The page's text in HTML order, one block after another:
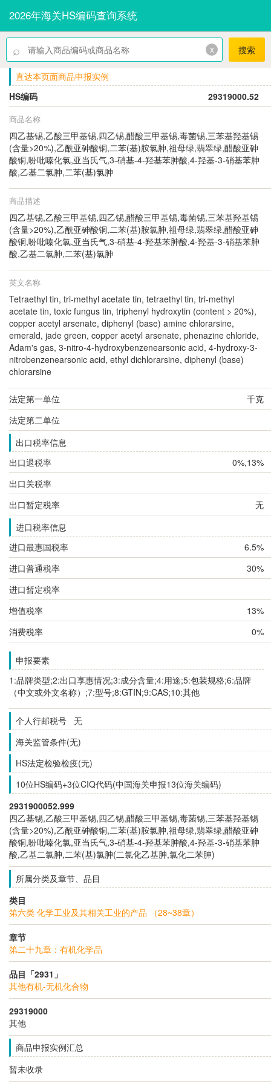
2026年海关HS编码查询系统
⌕ x 搜索
直达本页面商品申报实例
HS编码
29319000.52
商品名称
四乙基锡,乙酸三甲基锡,四乙锡,醋酸三甲基锡,毒菌锡,三苯基羟基锡
(含量>20%),乙酰亚砷酸铜,二苯(基)胺氯胂,祖母绿,翡翠绿,醋酸亚砷
酸铜,吩吡嗪化氯,亚当氏气,3-硝基-4-羟基苯胂酸,4-羟基-3-硝基苯胂
酸,乙基二氯胂,二苯(基)氯胂
商品描述
四乙基锡,乙酸三甲基锡,四乙锡,醋酸三甲基锡,毒菌锡,三苯基羟基锡
(含量>20%),乙酰亚砷酸铜,二苯(基)胺氯胂,祖母绿,翡翠绿,醋酸亚砷
酸铜,吩吡嗪化氯,亚当氏气,3-硝基-4-羟基苯胂酸,4-羟基-3-硝基苯胂
酸,乙基二氯胂,二苯(基)氯胂
英文名称
Tetraethyl tin, tri-methyl acetate tin, tetraethyl tin, tri-methyl
acetate tin, toxic fungus tin, triphenyl hydroxytin (content > 20%),
copper acetyl arsenate, diphenyl (base) amine chlorarsine,
emerald, jade green, copper acetyl arsenate, phenazine chloride,
Adam's gas, 3-nitro-4-hydroxybenzenearsonic acid, 4-hydroxy-3-
nitrobenzenearsonic acid, ethyl dichlorarsine, diphenyl (base)
chlorarsine
法定第一单位
千克
法定第二单位
出口税率信息
出口退税率
0%,13%
出口关税率
出口暂定税率
无
进口税率信息
进口最惠国税率
6.5%
进口普通税率
30%
进口暂定税率
增值税率
13%
消费税率
0%
申报要素
1:品牌类型;2:出口享惠情况;3:成分含量;4:用途;5:包装规格;6:品牌
（中文或外文名称）;7:型号;8:GTIN;9:CAS;10:其他
个人行邮税号 无
海关监管条件(无)
HS法定检验检疫(无)
10位HS编码+3位CIQ代码(中国海关申报13位海关编码)
2931900052.999
四乙基锡,乙酸三甲基锡,四乙锡,醋酸三甲基锡,毒菌锡,三苯基羟基锡
(含量>20%),乙酰亚砷酸铜,二苯(基)胺氯胂,祖母绿,翡翠绿,醋酸亚砷
酸铜,吩吡嗪化氯,亚当氏气,3-硝基-4-羟基苯胂酸,4-羟基-3-硝基苯胂
酸,乙基二氯胂,二苯(基)氯胂(二氯化乙基胂,氯化二苯胂)
所属分类及章节、品目
类目
第六类 化学工业及其相关工业的产品 （28~38章）
章节
第二十九章：有机化学品
品目「2931」
其他有机-无机化合物
29319000
其他
商品申报实例汇总
暂未收录